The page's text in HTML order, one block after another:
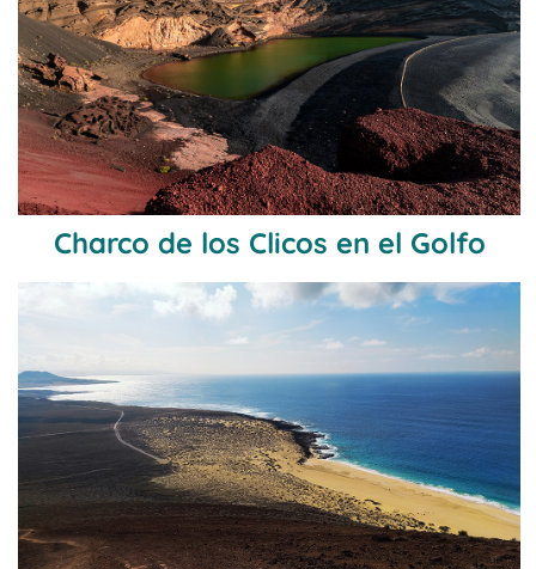
Charco de los Clicos en el Golfo